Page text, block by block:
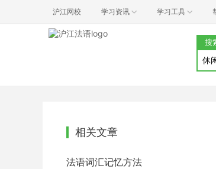
沪江网校 学习资讯 学习工具
搜
相关文章
法语词汇记忆方法